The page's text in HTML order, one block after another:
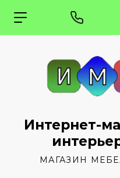
Интернет-
МАГАЗИН